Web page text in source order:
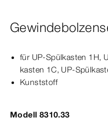
für UP-​Spül­kasten 1H,
kasten 1C, UP-​Spül­
Kunststoff
Modell 8310.33